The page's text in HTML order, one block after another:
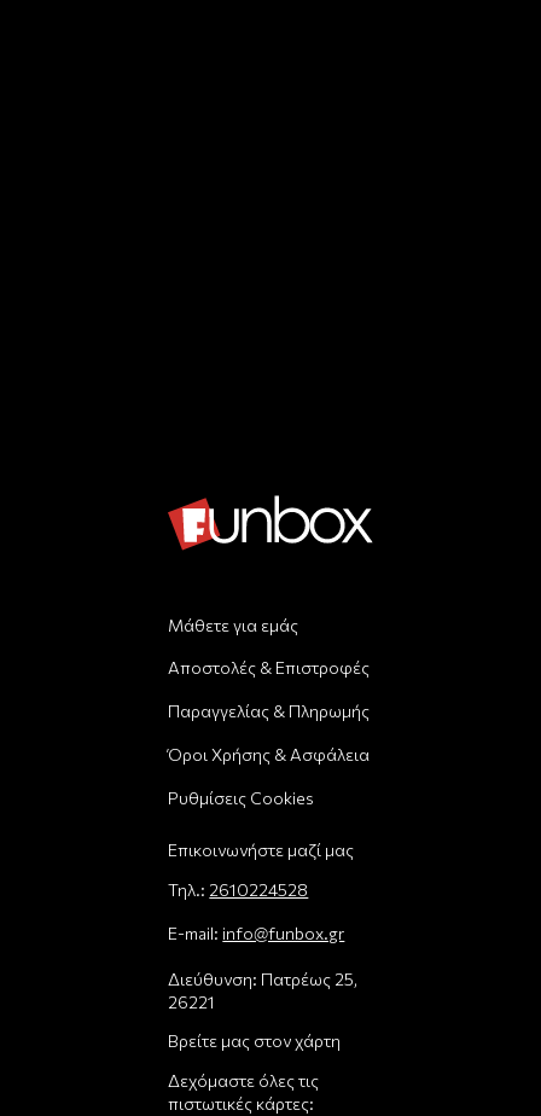
Μάθετε για εμάς
Αποστολές & Επιστροφές
Παραγγελίας & Πληρωμής
Όροι Χρήσης & Ασφάλεια
Ρυθμίσεις Cookies
Επικοινωνήστε μαζί μας
Τηλ.: 2610224528
E-mail: info@funbox.gr
Διεύθυνση: Πατρέως 25,
26221
Βρείτε μας στον χάρτη
Δεχόμαστε όλες τις
πιστωτικές κάρτες: